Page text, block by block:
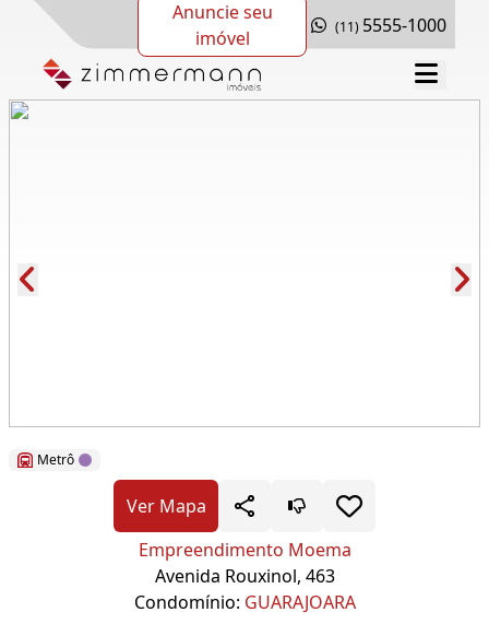
Anuncie seu
imóvel
(11) 5555-1000
Metrô
Ver Mapa
Empreendimento Moema
Avenida Rouxinol, 463
Condomínio: GUARAJOARA